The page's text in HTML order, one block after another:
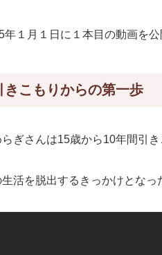
年１月１日に１本目の動画を
きこもりからの第一歩
ぎさんは15歳から10年間引
生活を脱出するきっかけとなっ